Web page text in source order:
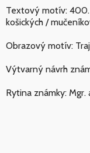
Textový motív: 400.
košických /
Obrazový motív:
Výtvarný návrh
Rytina známky: Mgr.